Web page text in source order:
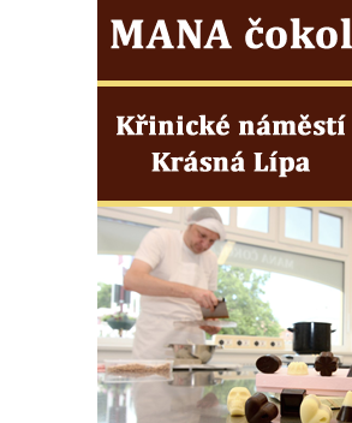
Hrob Jiřího Dovhomilji na hřbitově v
Račicích
Hrob Antonína Medáčka na hřbitově v
na hřbitově v Dobříni
Pomník obětem válek na hřbitově v Dobříni
Pomník obětem 1. světové války v Lužici
Kenotaf Josefa Matese na hřbitově v Lužici
Pamětní deska Giuseppe Capella na
hřbitově v Lužici